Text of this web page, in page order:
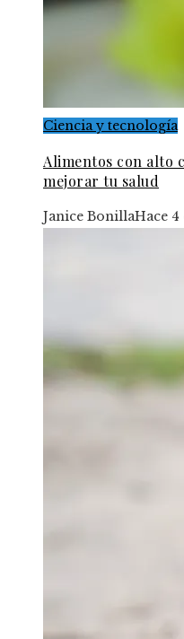
Ciencia y tecnología
Alimentos con alto
mejorar tu salud
Janice BonillaHace 4